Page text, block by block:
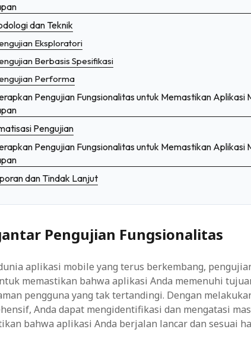
dan Teknik
Eksploratori
Berbasis Spesifikasi
Performa
Pengujian Fungsionalitas untuk Memastikan Aplikasi
Pengujian
Pengujian Fungsionalitas untuk Memastikan Aplikasi
dan Tindak Lanjut
Pengujian Fungsionalitas
aplikasi mobile yang terus berkembang,
memastikan bahwa aplikasi Anda memenuhi
pengguna yang tak tertandingi. Dengan
Anda dapat mengidentifikasi dan mengatasi
bahwa aplikasi Anda berjalan lancar dan sesuai